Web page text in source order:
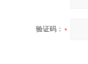
验证码：